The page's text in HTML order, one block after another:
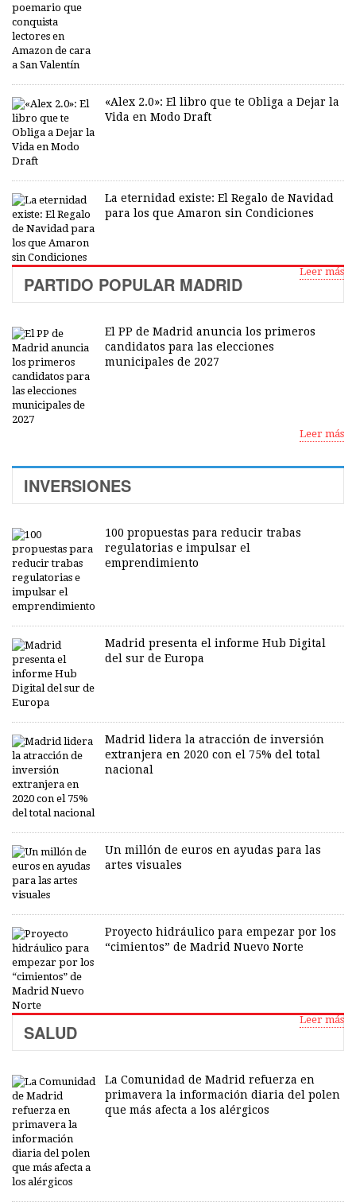
«Alex 2.0»: El libro que te Obliga a Dejar la
Vida en Modo Draft
La eternidad existe: El Regalo de Navidad
para los que Amaron sin Condiciones
Leer más
PARTIDO POPULAR MADRID
El PP de Madrid anuncia los primeros
candidatos para las elecciones
municipales de 2027
Leer más
INVERSIONES
100 propuestas para reducir trabas
regulatorias e impulsar el
emprendimiento
Madrid presenta el informe Hub Digital
del sur de Europa
Madrid lidera la atracción de inversión
extranjera en 2020 con el 75% del total
nacional
Un millón de euros en ayudas para las
artes visuales
Proyecto hidráulico para empezar por los
“cimientos” de Madrid Nuevo Norte
Leer más
SALUD
La Comunidad de Madrid refuerza en
primavera la información diaria del polen
que más afecta a los alérgicos